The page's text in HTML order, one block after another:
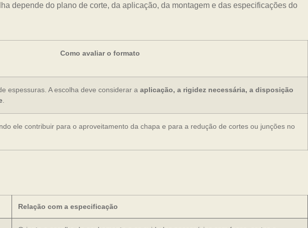
depende do plano de corte, da aplicação, da montagem e das especificações do
Como avaliar o formato
espessuras. A escolha deve considerar a aplicação, a rigidez necessária, a disposição
.
ele contribuir para o aproveitamento da chapa e para a redução de cortes ou junções no
Relação com a especificação